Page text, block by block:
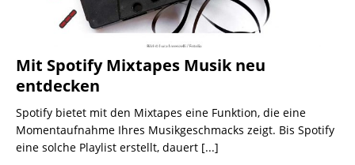
Mit Spotify Mixtapes Musik neu
entdecken
Spotify bietet mit den Mixtapes eine Funktion, die eine
Momentaufnahme Ihres Musikgeschmacks zeigt. Bis Spotify
eine solche Playlist erstellt, dauert [...]